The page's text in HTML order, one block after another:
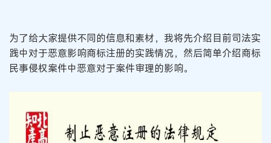
为了给大家提供不同的信息和素材，我将先介绍目前司法实
践中对于恶意影响商标注册的实践情况，然后简单介绍商标
民事侵权案件中恶意对于案件审理的影响。